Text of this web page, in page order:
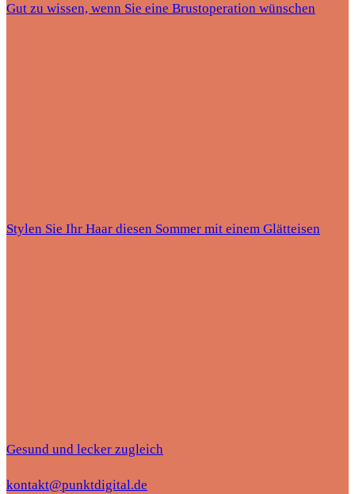
Gut zu wissen, wenn Sie eine Brustoperation wünschen
Stylen Sie Ihr Haar diesen Sommer mit einem Glätteisen
Gesund und lecker zugleich
kontakt@punktdigital.de